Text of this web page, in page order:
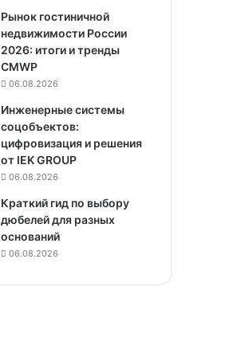
Рынок гостиничной
недвижимости России
2026: итоги и тренды
CMWP
06.08.2026
Инженерные системы
соцобъектов:
цифровизация и решения
от IEK GROUP
06.08.2026
Краткий гид по выбору
дюбелей для разных
оснований
06.08.2026